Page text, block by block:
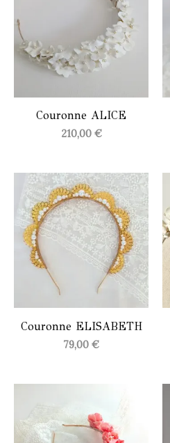
Couronne ALICE
210,00 €
Couronne ELISABETH
79,00 €